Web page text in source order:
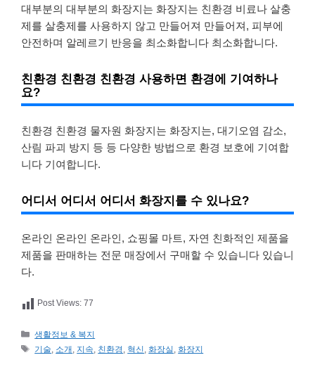
대부분의 대부분의 화장지는 화장지는 친환경 비료나 살충
제를 살충제를 사용하지 않고 만들어져 만들어져, 피부에
안전하며 알레르기 반응을 최소화합니다 최소화합니다.
친환경 친환경 친환경 사용하면 환경에 기여하나
요?
친환경 친환경 물자원 화장지는 화장지는, 대기오염 감소,
산림 파괴 방지 등 등 다양한 방법으로 환경 보호에 기여합
니다 기여합니다.
어디서 어디서 어디서 화장지를 수 있나요?
온라인 온라인 온라인, 쇼핑몰 마트, 자연 친화적인 제품을
제품을 판매하는 전문 매장에서 구매할 수 있습니다 있습니
다.
Post Views: 77
카
테
생활정보 & 복지
태
기술 소개 지속 친환경 혁신 화장실 화장지